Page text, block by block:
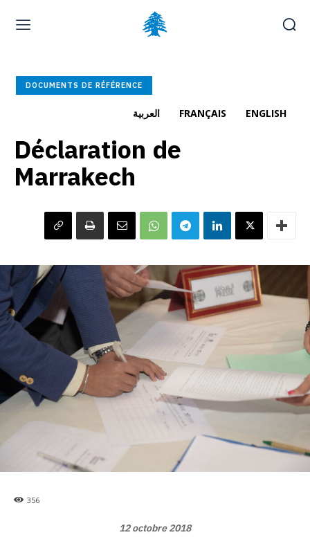
Page d’accueil À la une Déposer une plainte
العربية(Arabe) English (Anglais
DOCUMENTS DE RÉFÉRENCE
العربية FRANÇAIS ENGLISH
Déclaration de
Marrakech
356
12 octobre 2018